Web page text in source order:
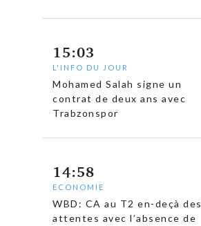
15:03
L'INFO DU JOUR
Mohamed Salah signe un
contrat de deux ans avec
Trabzonspor
14:58
ECONOMIE
WBD: CA au T2 en-deçà des
attentes avec l’absence de